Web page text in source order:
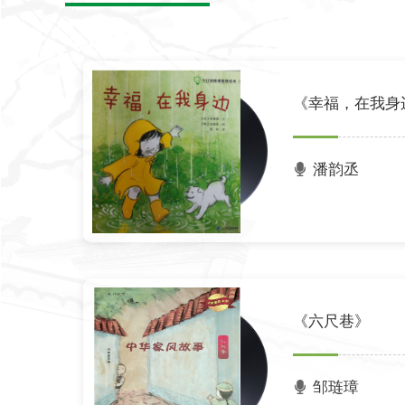
《幸福，在我
潘韵丞
《六尺巷》
邹琏璋